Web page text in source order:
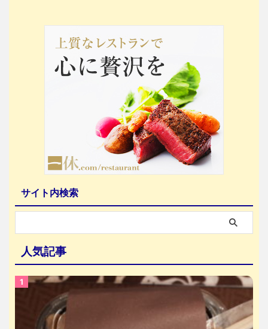
サイト内検索
人気記事